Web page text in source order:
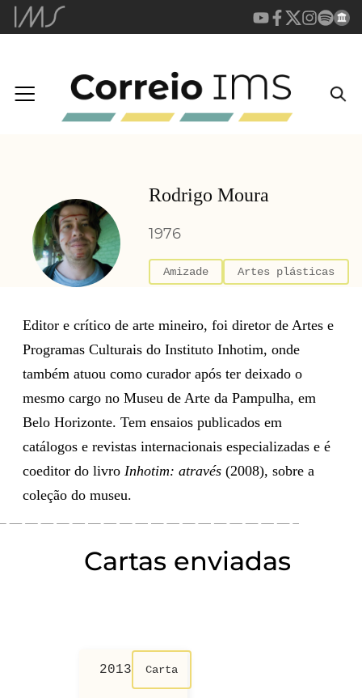
Rodrigo Moura
1976
Amizade Artes plásticas
Editor e crítico de arte mineiro, foi diretor de Artes e
Programas Culturais do Instituto Inhotim, onde
também atuou como curador após ter deixado o
mesmo cargo no Museu de Arte da Pampulha, em
Belo Horizonte. Tem ensaios publicados em
catálogos e revistas internacionais especializadas e é
coeditor do livro Inhotim: através (2008), sobre a
coleção do museu.
Cartas enviadas
2013 Carta